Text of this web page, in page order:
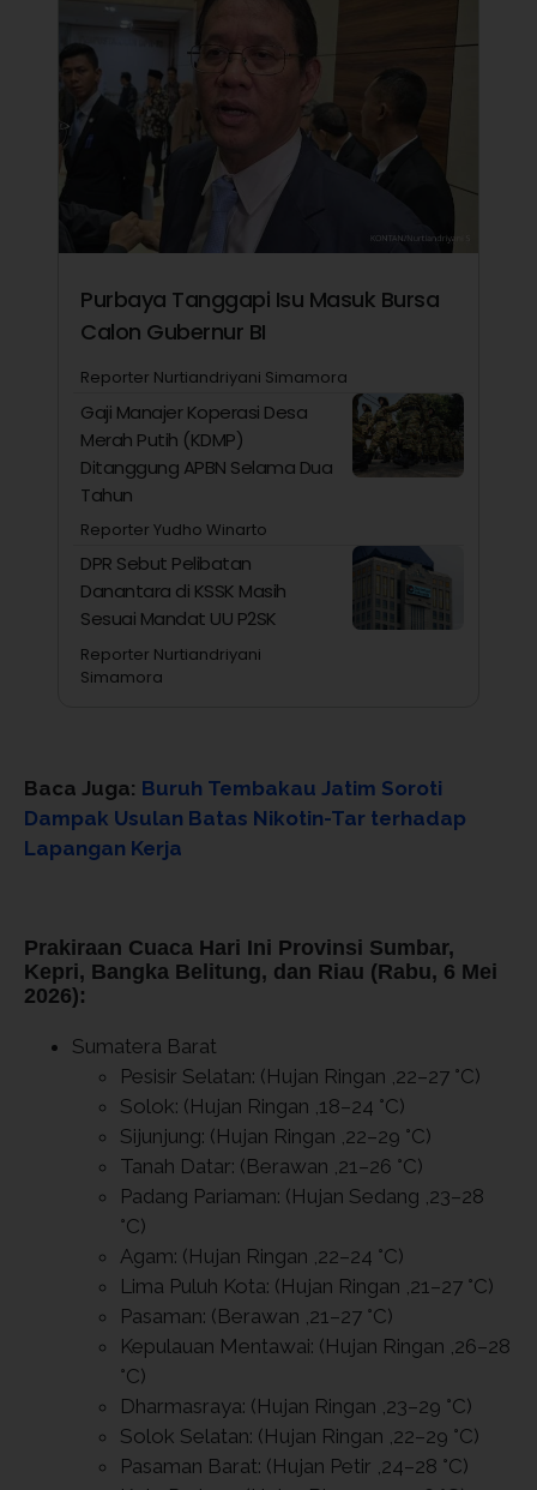
Purbaya Tanggapi Isu Masuk Bursa
Calon Gubernur BI
Reporter Nurtiandriyani Simamora
Gaji Manajer Koperasi Desa
Merah Putih (KDMP)
Ditanggung APBN Selama Dua
Tahun
Reporter Yudho Winarto
DPR Sebut Pelibatan
Danantara di KSSK Masih
Sesuai Mandat UU P2SK
Reporter Nurtiandriyani
Simamora
Baca Juga: Buruh Tembakau Jatim Soroti
Dampak Usulan Batas Nikotin-Tar terhadap
Lapangan Kerja
Prakiraan Cuaca Hari Ini Provinsi Sumbar,
Kepri, Bangka Belitung, dan Riau (Rabu, 6 Mei
2026):
Sumatera Barat
Pesisir Selatan: (Hujan Ringan ,22–27 °C)
Solok: (Hujan Ringan ,18–24 °C)
Sijunjung: (Hujan Ringan ,22–29 °C)
Tanah Datar: (Berawan ,21–26 °C)
Padang Pariaman: (Hujan Sedang ,23–28
°C)
Agam: (Hujan Ringan ,22–24 °C)
Lima Puluh Kota: (Hujan Ringan ,21–27 °C)
Pasaman: (Berawan ,21–27 °C)
Kepulauan Mentawai: (Hujan Ringan ,26–28
°C)
Dharmasraya: (Hujan Ringan ,23–29 °C)
Solok Selatan: (Hujan Ringan ,22–29 °C)
Pasaman Barat: (Hujan Petir ,24–28 °C)